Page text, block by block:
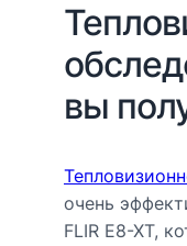
вы
очень
FLIR E8-XT,